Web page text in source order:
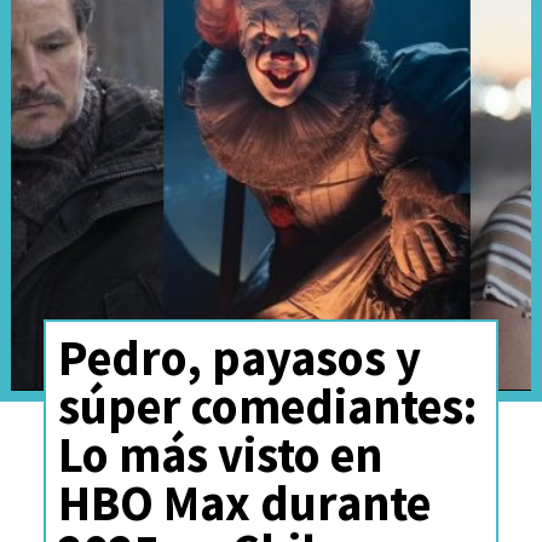
fuera de México. Chile no se
queda atrás.
Serán ocho episodios en total
Pedro, payasos y
súper comediantes:
Lo más visto en
HBO Max durante